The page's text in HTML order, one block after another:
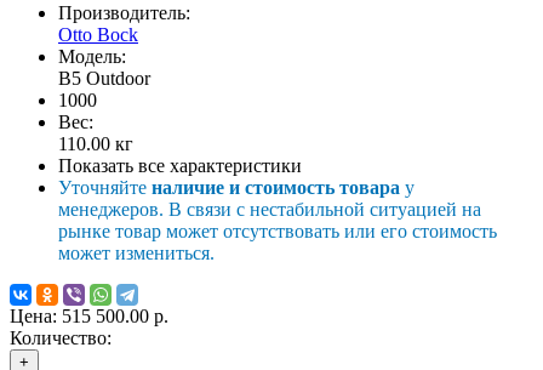
Производитель:
Otto Bock
Модель:
B5 Outdoor
1000
Вес:
110.00 кг
Показать все характеристики
Уточняйте наличие и стоимость товара у
менеджеров. В связи с нестабильной ситуацией на
рынке товар может отсутствовать или его стоимость
может измениться.
Цена: 515 500.00 р.
Количество:
+